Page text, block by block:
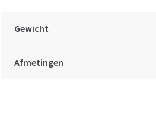
Gewicht
Afmetingen